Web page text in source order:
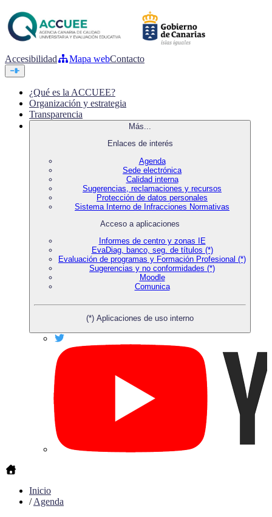
Accesibilidad Mapa webContacto
¿Qué es la ACCUEE?
Organización y estrategia
Transparencia
Más...
Enlaces de interés
Agenda
Sede electrónica
Calidad interna
Sugerencias, reclamaciones y recursos
Protección de datos personales
Sistema Interno de Infracciones Normativas
Acceso a aplicaciones
Informes de centro y zonas IE
EvaDiag, banco, seg. de títulos (*)
Evaluación de programas y Formación Profesional (*)
Sugerencias y no conformidades (*)
Moodle
Comunica
(*) Aplicaciones de uso interno
Inicio
/Agenda